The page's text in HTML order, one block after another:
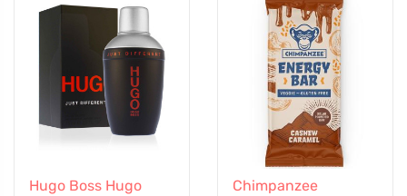
Hugo Boss Hugo
Chimpanzee